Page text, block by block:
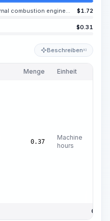
High-pressure devices with internal combustion engines for hydrocleaning surfaces, capacity 21 l/min, pressure 35 MPa $1.72
$0.31
Beschreiben KI
Menge Einheit
0.37
Machine
hours